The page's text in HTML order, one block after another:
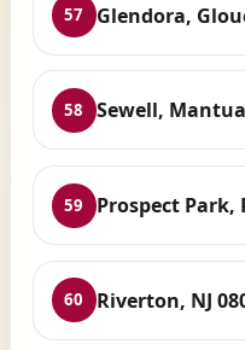
57 Glendora,
58 Sewell, Mantua
59 Prospect Park,
60 Riverton, NJ